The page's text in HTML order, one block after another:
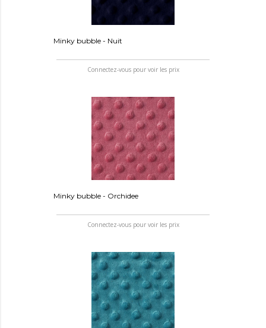
Minky bubble - Nuit
Connectez-vous pour voir les prix
Minky bubble - Orchidee
Connectez-vous pour voir les prix